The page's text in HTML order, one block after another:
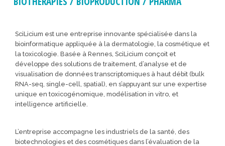
Financeurs
SciLicium est une entreprise innovante spécialisée dans la
bioinformatique appliquée à la dermatologie, la cosmétique et
la toxicologie. Basée à Rennes, SciLicium conçoit et
développe des solutions de traitement, d’analyse et de
visualisation de données transcriptomiques à haut débit (bulk
RNA-seq, single-cell, spatial), en s’appuyant sur une expertise
unique en toxicogénomique, modélisation in vitro, et
intelligence artificielle.
L’entreprise accompagne les industriels de la santé, des
biotechnologies et des cosmétiques dans l’évaluation de la